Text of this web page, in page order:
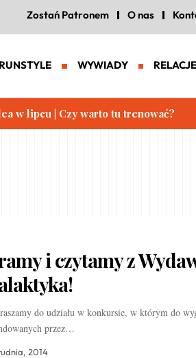
Zostań Patronem O nas
RUNSTYLE WYWIADY RELACJE
w lipcu | Czy warto tu trenować?
i czytamy z
do udziału w konkursie, w którym do
przez…
2014